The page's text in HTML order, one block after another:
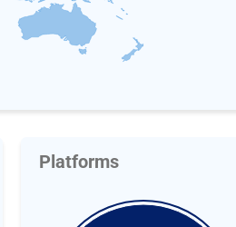
Platforms